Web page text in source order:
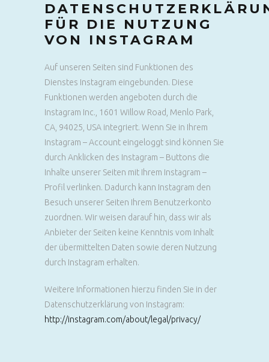
FÜR DIE NUTZUNG
VON INSTAGRAM
Auf unseren Seiten sind Funktionen des
Dienstes Instagram eingebunden. Diese
Funktionen werden angeboten durch die
Instagram Inc., 1601 Willow Road, Menlo Park,
CA, 94025, USA integriert. Wenn Sie in Ihrem
Instagram – Account eingeloggt sind können Sie
durch Anklicken des Instagram – Buttons die
Inhalte unserer Seiten mit Ihrem Instagram –
Profil verlinken. Dadurch kann Instagram den
Besuch unserer Seiten Ihrem Benutzerkonto
zuordnen. Wir weisen darauf hin, dass wir als
Anbieter der Seiten keine Kenntnis vom Inhalt
der übermittelten Daten sowie deren Nutzung
durch Instagram erhalten.
Weitere Informationen hierzu finden Sie in der
Datenschutzerklärung von Instagram:
http://instagram.com/about/legal/privacy/